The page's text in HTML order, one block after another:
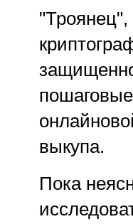
выкупа.
Пока